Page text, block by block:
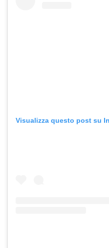
Visualizza questo post su